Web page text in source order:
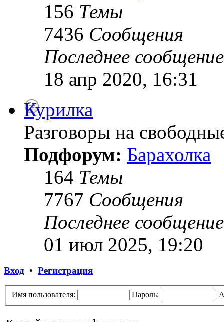
156 Темы
7436 Сообщения
Последнее сообщение
18 апр 2020, 16:31
Курилка
Разговоры на
Подфорум: Барахолка
164 Темы
7767 Сообщения
Последнее сообщение
01 июл 2025, 19:20
Вход • Регистрация
Имя пользователя: Пароль: |